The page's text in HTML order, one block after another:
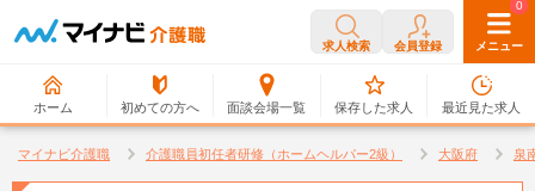
求人検索 会員登録 メニュー
ホーム 初めての方へ 面談会場一覧
0
保存した求人
0
最近見た求人
マイナビ介護職 介護職員初任者研修（ホームヘルパー2級） 大阪府 泉